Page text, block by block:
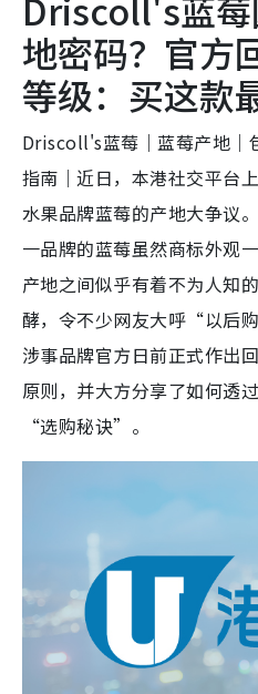
地密码？官方
等级：买这款
Driscoll's蓝莓｜蓝莓产地｜
指南｜近日，本港社交平台
水果品牌蓝莓的产地大争议
一品牌的蓝莓虽然商标外观
产地之间似乎有着不为人知
酵，令不少网友大呼“以后
涉事品牌官方日前正式作出
原则，并大方分享了如何透
“选购秘诀”。